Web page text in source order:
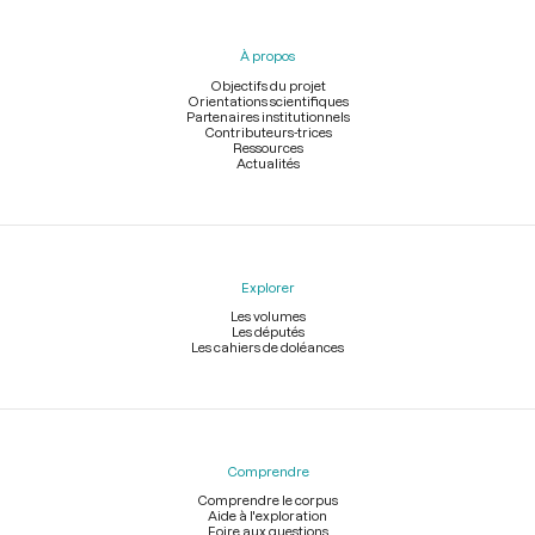
À propos
Objectifs du projet
Orientations scientifiques
Partenaires institutionnels
Contributeurs-trices
Ressources
Actualités
Explorer
Les volumes
Les députés
Les cahiers de doléances
Comprendre
Comprendre le corpus
Aide à l'exploration
Foire aux questions